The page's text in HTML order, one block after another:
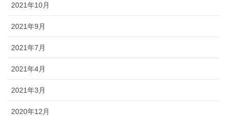
2021年10月
2021年9月
2021年7月
2021年4月
2021年3月
2020年12月